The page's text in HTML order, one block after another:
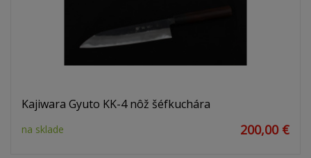
Kajiwara Gyuto KK-4 nôž šéfkuchára
na sklade 200,00 €